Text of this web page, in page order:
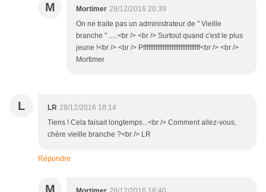
M Mortimer 28/12/2016 20:39
On ne traite pas un administrateur de " Vieille
branche " .....<br /> <br /> Surtout quand c'est le plus
jeune !<br /> <br /> Pffffffffffffffffffffffffffffffff<br /> <br />
Mortimer
L LR 28/12/2016 18:14
Tiens ! Cela faisait longtemps...<br /> Comment allez-vous,
chère vieille branche ?<br /> LR
Répondre
M